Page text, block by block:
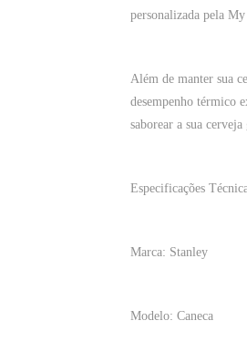
personalizada pela
Além de manter sua
desempenho térmico
saborear a sua
Especificações
Marca: Stanley
Modelo: Caneca